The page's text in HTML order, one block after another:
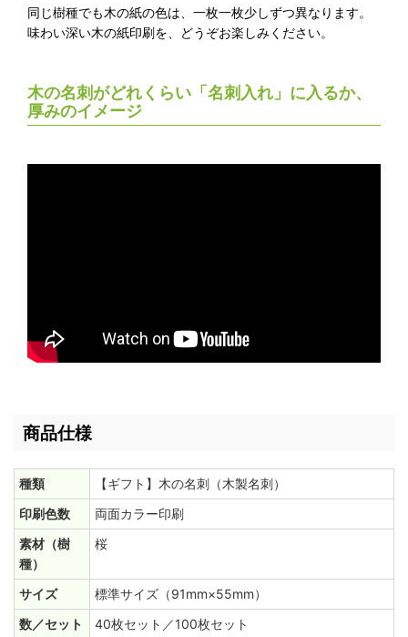
同じ樹種でも木の紙の色は、一枚一枚少しずつ異なります。
味わい深い木の紙印刷を、どうぞお楽しみください。
木の名刺がどれくらい「名刺入れ」に入るか、
厚みのイメージ
商品仕様
種類
【ギフト】木の名刺（木製名刺）
印刷色数
両面カラー印刷
素材（樹
種）
桜
サイズ
標準サイズ（91mm×55mm）
数／セット
40枚セット／100枚セット